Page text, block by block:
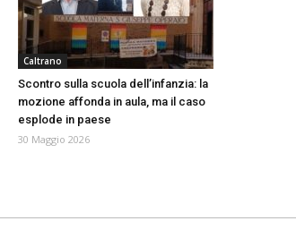
Caltrano
Scontro sulla scuola dell’infanzia: la
mozione affonda in aula, ma il caso
esplode in paese
30 Maggio 2026